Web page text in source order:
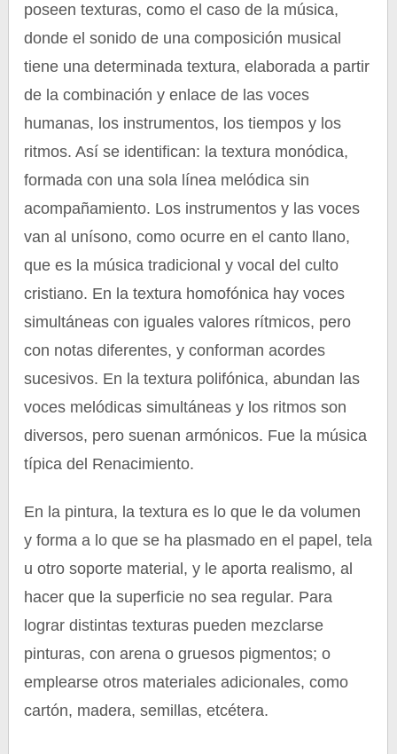
poseen texturas, como el caso de la música,
donde el sonido de una composición musical
tiene una determinada textura, elaborada a partir
de la combinación y enlace de las voces
humanas, los instrumentos, los tiempos y los
ritmos. Así se identifican: la textura monódica,
formada con una sola línea melódica sin
acompañamiento. Los instrumentos y las voces
van al unísono, como ocurre en el canto llano,
que es la música tradicional y vocal del culto
cristiano. En la textura homofónica hay voces
simultáneas con iguales valores rítmicos, pero
con notas diferentes, y conforman acordes
sucesivos. En la textura polifónica, abundan las
voces melódicas simultáneas y los ritmos son
diversos, pero suenan armónicos. Fue la música
típica del Renacimiento.
En la pintura, la textura es lo que le da volumen
y forma a lo que se ha plasmado en el papel, tela
u otro soporte material, y le aporta realismo, al
hacer que la superficie no sea regular. Para
lograr distintas texturas pueden mezclarse
pinturas, con arena o gruesos pigmentos; o
emplearse otros materiales adicionales, como
cartón, madera, semillas, etcétera.